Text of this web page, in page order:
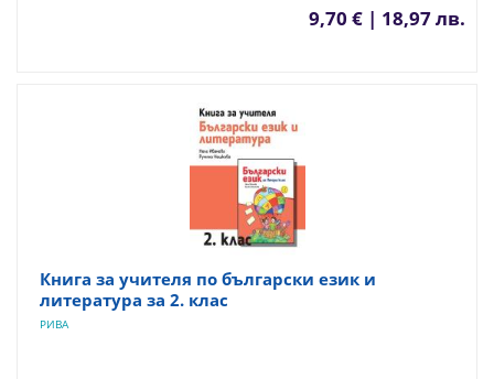
9,70 € | 18,97 лв.
Книга за учителя по български език и
литература за 2. клас
РИВА